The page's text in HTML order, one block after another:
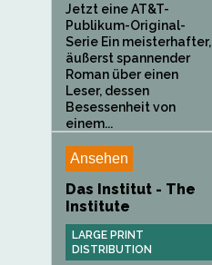
Jetzt eine AT&T-
Publikum-Original-
Serie Ein meisterhafter,
äußerst spannender
Roman über einen
Leser, dessen
Besessenheit von
einem...
Ansehen
Das Institut - The
Institute
LARGE PRINT
DISTRIBUTION